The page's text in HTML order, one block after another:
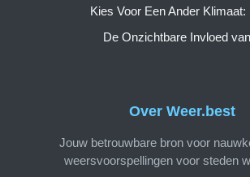
Over Weer.best
Jouw betrouwbare bron voor
weersvoorspellingen voor steden
Kies Voor Een Ander Klimaat:
De Onzichtbare Invloed